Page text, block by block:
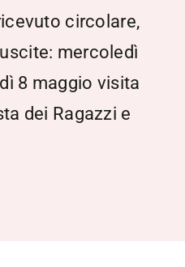
circolare,
mercoledì
8 maggio visita
dei Ragazzi e